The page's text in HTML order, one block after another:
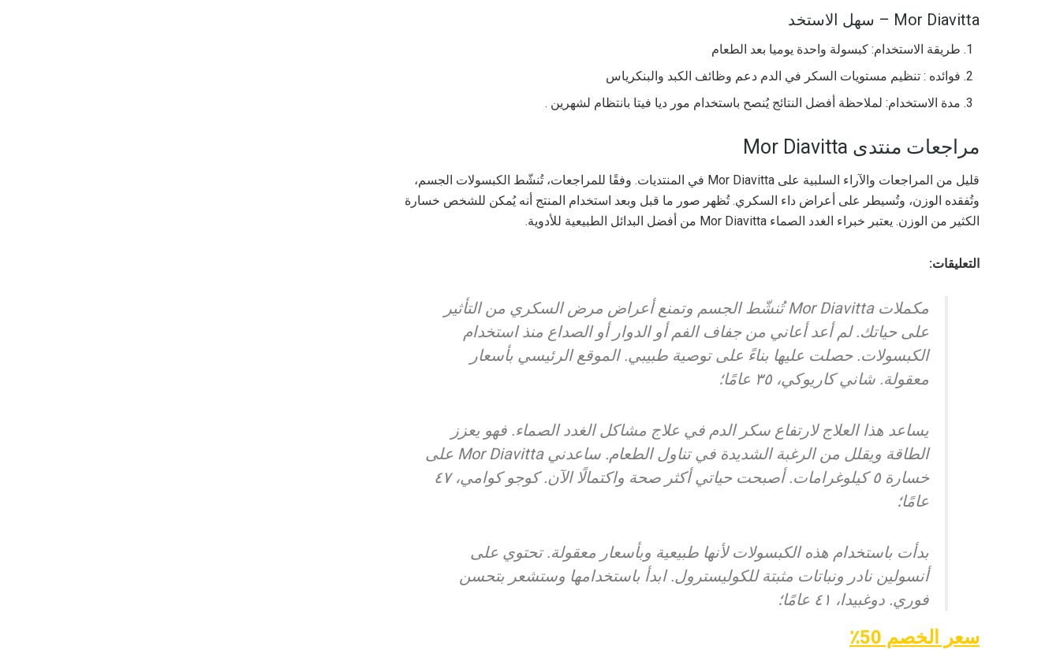
Mor Diavitta – سهل الاستخد
طريقة الاستخدام: كبسولة واحدة يوميا بعد الطعام
فوائده : تنظيم مستويات السكر في الدم دعم وظائف الكبد والبنكرياس
مدة الاستخدام: لملاحظة أفضل النتائج يُنصح باستخدام مور ديا فيتا بانتظام لشهرين .
مراجعات منتدى Mor Diavitta
قليل من المراجعات والآراء السلبية على Mor Diavitta في المنتديات. وفقًا للمراجعات، تُنشّط الكبسولات الجسم،
وتُفقده الوزن، وتُسيطر على أعراض داء السكري. تُظهر صور ما قبل وبعد استخدام المنتج أنه يُمكن للشخص خسارة
الكثير من الوزن. يعتبر خبراء الغدد الصماء Mor Diavitta من أفضل البدائل الطبيعية للأدوية.
التعليقات:
مكملات Mor Diavitta تُنشّط الجسم وتمنع أعراض مرض السكري من التأثير
على حياتك. لم أعد أعاني من جفاف الفم أو الدوار أو الصداع منذ استخدام
الكبسولات. حصلت عليها بناءً على توصية طبيبي. الموقع الرئيسي بأسعار
معقولة. شاني كاريوكي، ٣٥ عامًا؛
يساعد هذا العلاج لارتفاع سكر الدم في علاج مشاكل الغدد الصماء. فهو يعزز
الطاقة ويقلل من الرغبة الشديدة في تناول الطعام. ساعدني Mor Diavitta على
خسارة ٥ كيلوغرامات. أصبحت حياتي أكثر صحة واكتمالًا الآن. كوجو كوامي، ٤٧
عامًا؛
بدأت باستخدام هذه الكبسولات لأنها طبيعية وبأسعار معقولة. تحتوي على
أنسولين نادر ونباتات مثبتة للكوليسترول. ابدأ باستخدامها وستشعر بتحسن
فوري. دوغبيدا، ٤١ عامًا؛
سعر الخصم 50٪